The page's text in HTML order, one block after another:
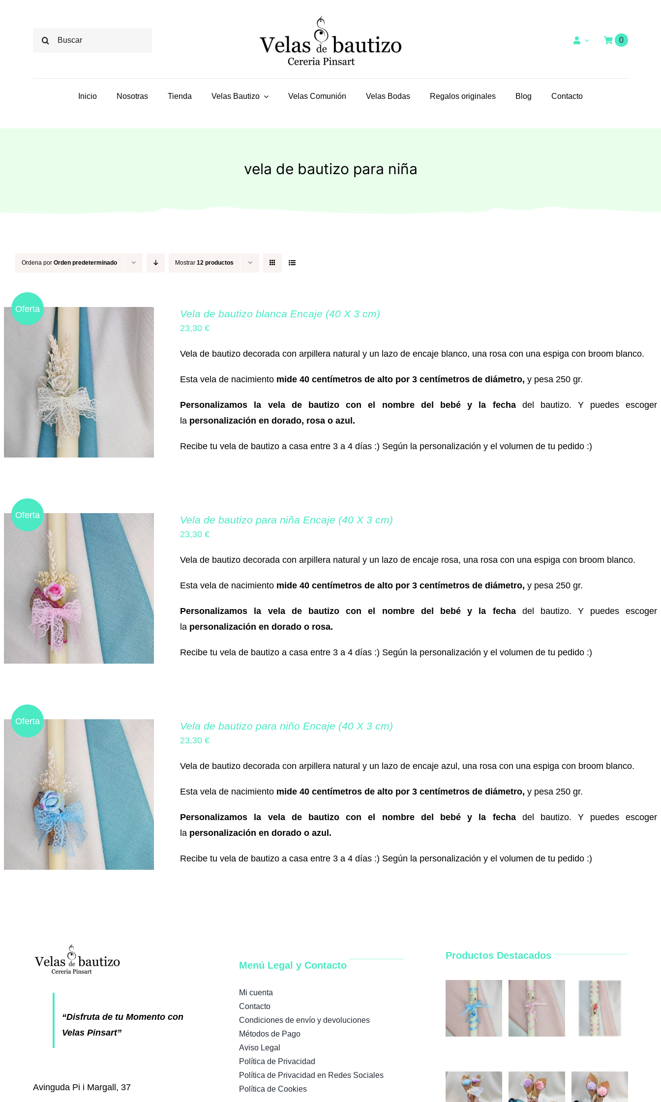
Buscar: 0
Inicio Nosotras Tienda Velas Bautizo Velas Comunión Velas Bodas Regalos originales Blog Contacto
vela de bautizo para niña
Ordena por Orden predeterminado Mostrar 12 productos
Oferta Vela de bautizo blanca Encaje (40 X 3 cm)
23,30€
Vela de bautizo decorada con arpillera natural y un lazo de encaje blanco, una rosa con una espiga con broom blanco.
Esta vela de nacimiento mide 40 centímetros de alto por 3 centímetros de diámetro,y pesa 250 gr.
Personalizamos la vela de bautizo con el nombre del bebé y la fechadel bautizo. Y puedes escoger
la personalización en dorado, rosa o azul.
Recibe tu vela de bautizo a casa entre 3 a 4 días :) Según la personalización y el volumen de tu pedido :)
Oferta Vela de bautizo para niña Encaje (40 X 3 cm)
23,30€
Vela de bautizo decorada con arpillera natural y un lazo de encaje rosa, una rosa con una espiga con broom blanco.
Esta vela de nacimiento mide 40 centímetros de alto por 3 centímetros de diámetro,y pesa 250 gr.
Personalizamos la vela de bautizo con el nombre del bebé y la fechadel bautizo. Y puedes escoger
la personalización en dorado o rosa.
Recibe tu vela de bautizo a casa entre 3 a 4 días :) Según la personalización y el volumen de tu pedido :)
Oferta Vela de bautizo para niño Encaje (40 X 3 cm)
23,30€
Vela de bautizo decorada con arpillera natural y un lazo de encaje azul, una rosa con una espiga con broom blanco.
Esta vela de nacimiento mide 40 centímetros de alto por 3 centímetros de diámetro,y pesa 250 gr.
Personalizamos la vela de bautizo con el nombre del bebé y la fechadel bautizo. Y puedes escoger
la personalización en dorado o azul.
Recibe tu vela de bautizo a casa entre 3 a 4 días :) Según la personalización y el volumen de tu pedido :)
“Disfruta de tu Momento con
Velas Pinsart”
Avinguda Pi i Margall, 37
Menú Legal y Contacto
Mi cuenta
Contacto
Condiciones de envío y devoluciones
Métodos de Pago
Aviso Legal
Política de Privacidad
Política de Privacidad en Redes Sociales
Política de Cookies
Productos Destacados